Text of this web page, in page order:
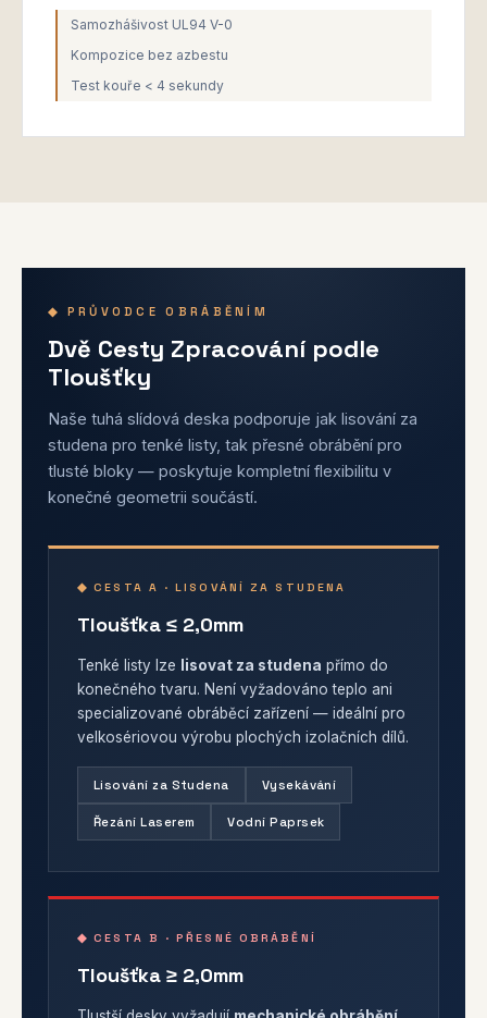
Samozhášivost UL94 V-0
Kompozice bez azbestu
Test kouře < 4 sekundy
◆ PRŮVODCE OBRÁBĚNÍM
Dvě Cesty Zpracování podle
Tloušťky
Naše tuhá slídová deska podporuje jak lisování za
studena pro tenké listy, tak přesné obrábění pro
tlusté bloky — poskytuje kompletní flexibilitu v
konečné geometrii součástí.
◆ CESTA A · LISOVÁNÍ ZA STUDENA
Tloušťka ≤ 2,0mm
Tenké listy lze lisovat za studena přímo do
konečného tvaru. Není vyžadováno teplo ani
specializované obráběcí zařízení — ideální pro
velkosériovou výrobu plochých izolačních dílů.
Lisování za Studena Vysekávání
Řezání Laserem Vodní Paprsek
◆ CESTA B · PŘESNÉ OBRÁBĚNÍ
Tloušťka ≥ 2,0mm